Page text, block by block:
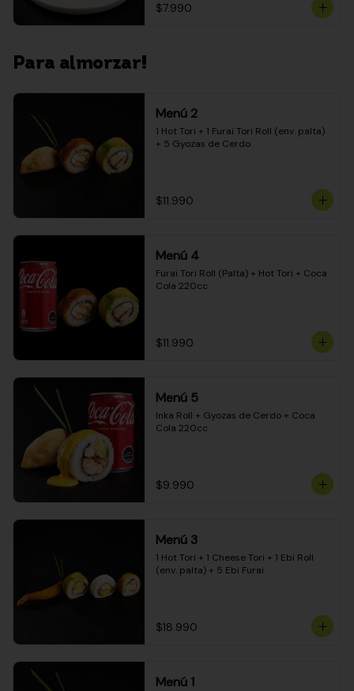
$7.990
Para almorzar!
Menú 2
1 Hot Tori + 1 Furai Tori Roll (env. palta)
+ 5 Gyozas de Cerdo
$11.990
Menú 4
Furai Tori Roll (Palta) + Hot Tori + Coca
Cola 220cc
$11.990
Menú 5
Inka Roll + Gyozas de Cerdo + Coca
Cola 220cc
$9.990
Menú 3
1 Hot Tori + 1 Cheese Tori + 1 Ebi Roll
(env. palta) + 5 Ebi Furai
$18.990
Menú 1